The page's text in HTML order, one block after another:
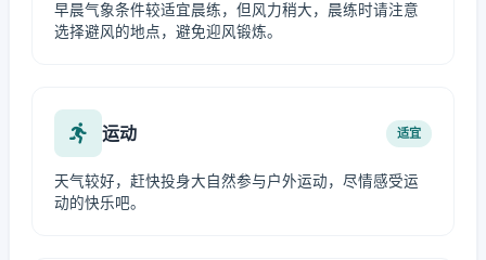
早晨气象条件较适宜晨练，但风力稍大，晨练时请注意
选择避风的地点，避免迎风锻炼。
运动 适宜
天气较好，赶快投身大自然参与户外运动，尽情感受运
动的快乐吧。